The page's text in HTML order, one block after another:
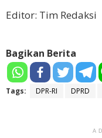
Editor: Tim Redaksi
Bagikan Berita
Tags: DPR-RI DPRD